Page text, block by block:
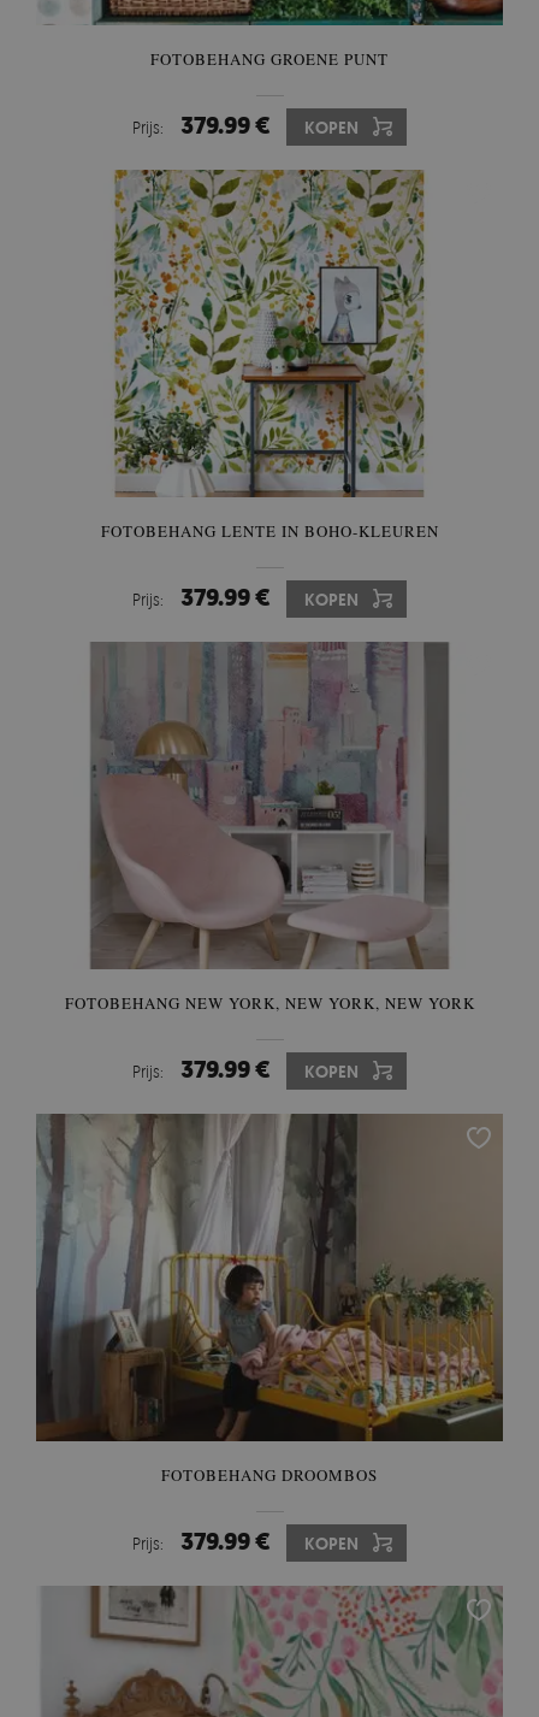
FOTOBEHANG GROENE PUNT
Prijs: 379.99 € KOPEN
FOTOBEHANG LENTE IN BOHO-KLEUREN
Prijs: 379.99 € KOPEN
FOTOBEHANG NEW YORK, NEW YORK, NEW YORK
Prijs: 379.99 € KOPEN
FOTOBEHANG DROOMBOS
Prijs: 379.99 € KOPEN